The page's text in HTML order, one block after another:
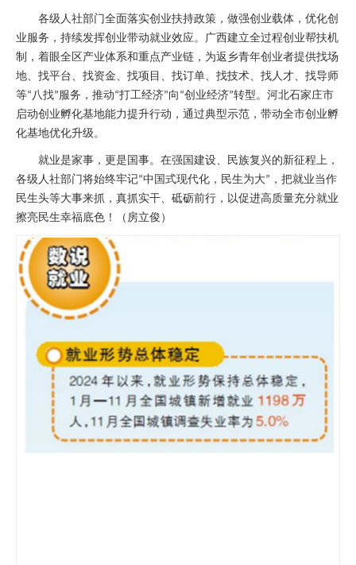
各级人社部门全面落实创业扶持政策，做强创业载体，优化创
业服务，持续发挥创业带动就业效应。广西建立全过程创业帮扶机
制，着眼全区产业体系和重点产业链，为返乡青年创业者提供找场
地、找平台、找资金、找项目、找订单、找技术、找人才、找导师
等“ 八找”服务，推动“打工经济”向 “创业经济”转型。河北石家庄市
启动创业孵化基地能力提升行动，通过典型示范，带动全市创业孵
化基地优化升级。
就业是家事，更是国事。在强国建设、民族复兴的新征程上，
各级人社部门将始终牢记“中国式现代化，民生为大” ，把就业当作
民生头等大事来抓，真抓实干、砥砺前行，以促进高质量充分就业
擦亮民生幸福底色！（房立俊）